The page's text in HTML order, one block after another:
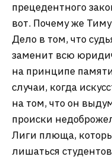
прецедентного
вот. Почему же
Дело в том, что
заменит всю
на принципе
случаи, когда
на том, что он
происки
Лиги плюща,
лишаться